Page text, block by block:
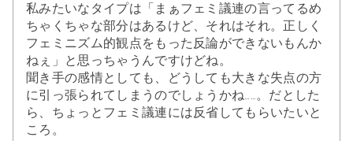
私みたいなタイプは「まぁフェミ議連の言ってるめ
ちゃくちゃな部分はあるけど、それはそれ。正しく
フェミニズム的観点をもった反論ができないもんか
ねぇ」と思っちゃうんですけどね。
聞き手の感情としても、どうしても大きな失点の方
に引っ張られてしまうのでしょうかね……。だとした
ら、ちょっとフェミ議連には反省してもらいたいと
ころ。